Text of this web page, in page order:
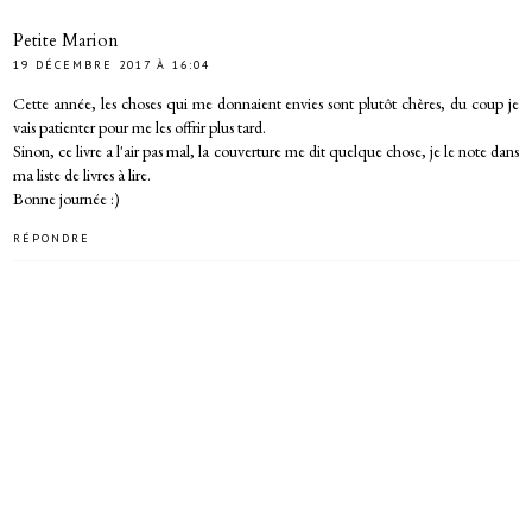
Petite Marion
19 DÉCEMBRE 2017 À 16:04
Cette année, les choses qui me donnaient envies sont plutôt chères, du coup je
vais patienter pour me les offrir plus tard.
Sinon, ce livre a l'air pas mal, la couverture me dit quelque chose, je le note dans
ma liste de livres à lire.
Bonne journée :)
RÉPONDRE